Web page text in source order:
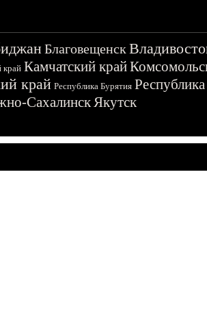
Благовещенск
край Камчатский край
край Республика Бурятия
СахалинскЯкутск